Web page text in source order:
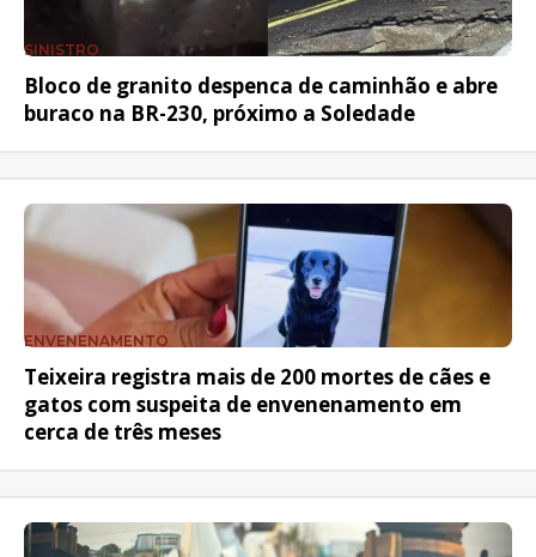
SINISTRO
Bloco de granito despenca de caminhão e abre
buraco na BR-230, próximo a Soledade
ENVENENAMENTO
Teixeira registra mais de 200 mortes de cães e
gatos com suspeita de envenenamento em
cerca de três meses